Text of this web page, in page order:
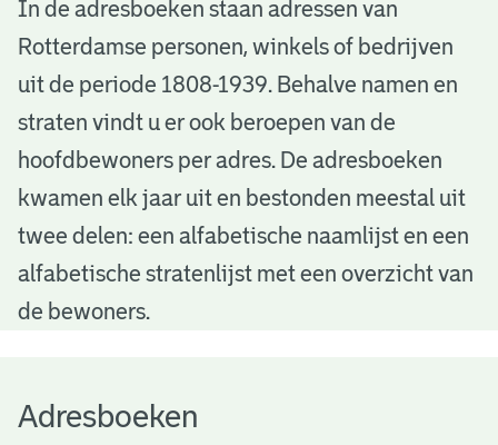
A
d
e
b
o
e
e
In de adresboeken staan adressen van
Rotterdamse personen, winkels of bedrijven
uit de periode 1808-1939. Behalve namen en
straten vindt u er ook beroepen van de
hoofdbewoners per adres. De adresboeken
kwamen elk jaar uit en bestonden meestal uit
twee delen: een alfabetische naamlijst en een
alfabetische stratenlijst met een overzicht van
de bewoners.
Adresboeken